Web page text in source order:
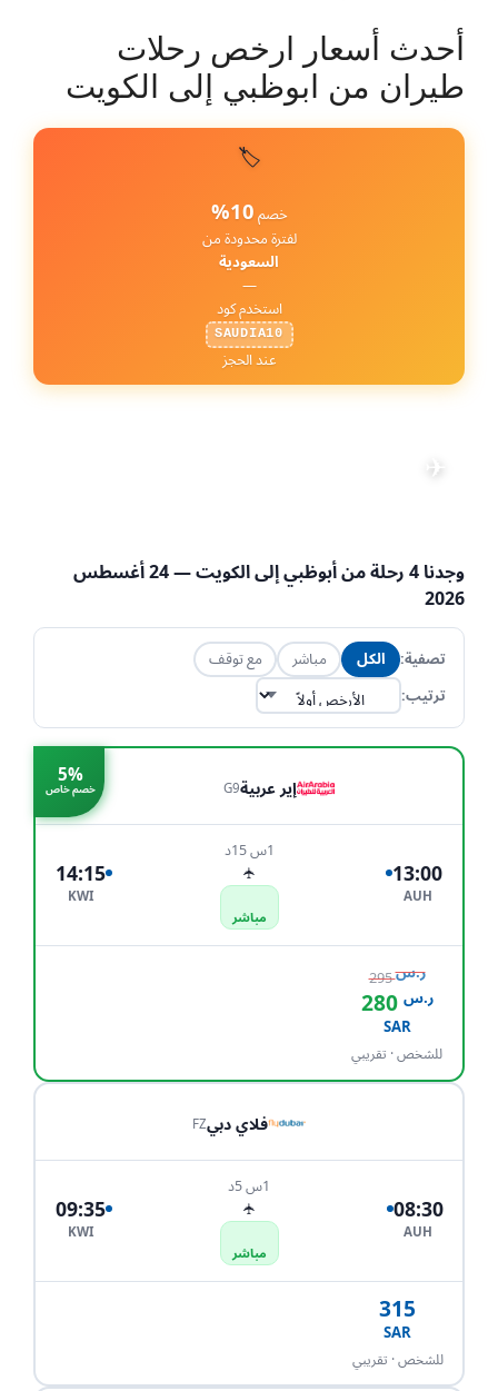
أحدث أسعار ارخص رحلات
طيران من ابوظبي إلى الكويت
🏷️
خصم 10%
لفترة محدودة من
السعودية
—
استخدم كود
SAUDIA10
عند الحجز
✈
وجدنا 4 رحلة منأبوظبيإلىالكويت
— 24 أغسطس
2026
تصفية: الكل مباشر
مع توقف
ترتيب:
5%
خصم خاص إير عربيةG9
13:00
AUH
1س 15د
✈
مباشر
14:15
KWI
ر.س295
ر.س 280
SAR
للشخص · تقريبي
فلاي دبيFZ
08:30
AUH
1س 5د
✈
مباشر
09:35
KWI
315
SAR
للشخص · تقريبي